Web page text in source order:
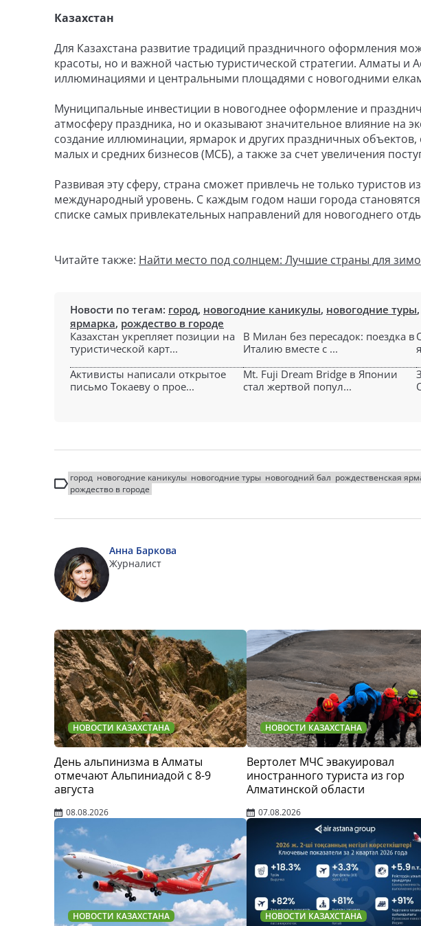
Казахстан
Для Казахстана развитие традиций праздничного оформления
красоты, но и важной частью туристической стратегии. Алматы и
иллюминациями и центральными площадями с новогодними
Муниципальные инвестиции в новогоднее оформление и
атмосферу праздника, но и оказывают значительное влияние на
создание иллюминации, ярмарок и других праздничных
малых и средних бизнесов (МСБ), а также за счет увеличения
Развивая эту сферу, страна сможет привлечь не только туристов
международный уровень. С каждым годом наши города
списке самых привлекательных направлений для новогоднего
Читайте также: Найти место под солнцем: Лучшие страны для
Новости по тегам: город, новогодние каникулы, новогодние туры,
ярмарка, рождество в городе
Казахстан укрепляет позиции на
туристической карт...
В Милан без пересадок: поездка в
Италию вместе с ...
Активисты написали открытое
письмо Токаеву о прое...
Mt. Fuji Dream Bridge в Японии
стал жертвой попул...
город новогодние каникулы новогодние туры новогодний бал рождественская
рождество в городе
Анна Баркова
Журналист
НОВОСТИ КАЗАХСТАНА
День альпинизма в Алматы
отмечают Альпиниадой с 8-9
августа
08.08.2026
НОВОСТИ КАЗАХСТАНА
Вертолет МЧС эвакуировал
иностранного туриста из гор
Алматинской области
07.08.2026
НОВОСТИ КАЗАХСТАНА НОВОСТИ КАЗАХСТАНА